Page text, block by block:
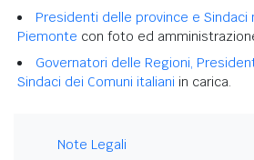
Presidenti delle province e
Piemonte con foto ed
Governatori delle Regioni,
Sindaci dei Comuni italiani in carica.
Note Legali